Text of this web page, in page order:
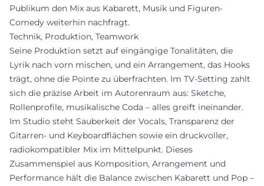
Publikum den Mix aus Kabarett, Musik und Figuren-
Comedy weiterhin nachfragt.
Technik, Produktion, Teamwork
Seine Produktion setzt auf eingängige Tonalitäten, die
Lyrik nach vorn mischen, und ein Arrangement, das Hooks
trägt, ohne die Pointe zu überfrachten. Im TV-Setting zahlt
sich die präzise Arbeit im Autorenraum aus: Sketche,
Rollenprofile, musikalische Coda – alles greift ineinander.
Im Studio steht Sauberkeit der Vocals, Transparenz der
Gitarren- und Keyboardflächen sowie ein druckvoller,
radiokompatibler Mix im Mittelpunkt. Dieses
Zusammenspiel aus Komposition, Arrangement und
Performance hält die Balance zwischen Kabarett und Pop –